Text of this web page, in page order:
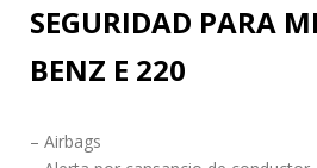
SEGURIDAD PARA
BENZ E 220
– Airbags